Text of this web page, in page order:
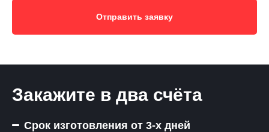
Отправить заявку
Закажите в два счёта
Срок изготовления от 3-х дней